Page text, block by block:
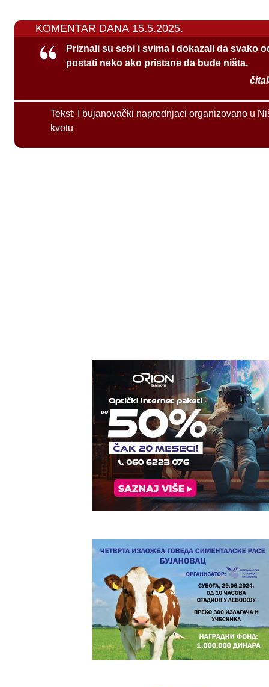
KOMENTAR DANA 15.5.2025.
Priznali su sebi i svima i dokazali da svako
postati neko ako pristane da bude ništa.
Tekst:
I bujanovački naprednjaci organizovano u
kvotu